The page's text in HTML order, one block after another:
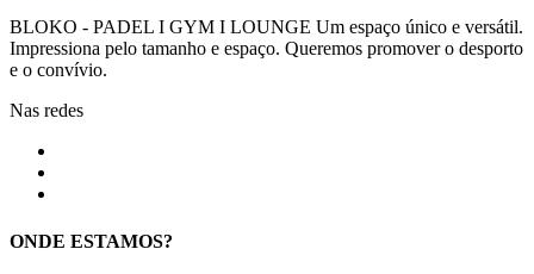
BLOKO - PADEL I GYM I LOUNGE Um espaço único e versátil.
Impressiona pelo tamanho e espaço. Queremos promover o desporto
e o convívio.
Nas redes
ONDE ESTAMOS?